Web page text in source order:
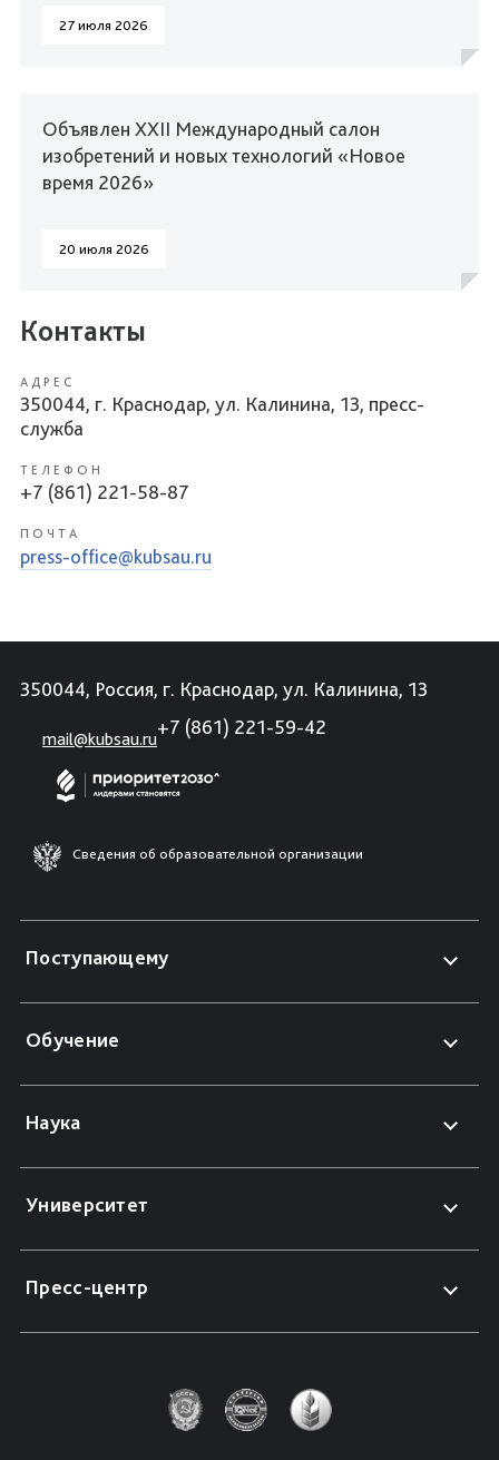
27 июля 2026
Объявлен XXII Международный салон
изобретений и новых технологий «Новое
время 2026»
20 июля 2026
Контакты
АДРЕС
350044, г. Краснодар, ул. Калинина, 13, пресс-
служба
ТЕЛЕФОН
+7 (861) 221-58-87
ПОЧТА
press-office@kubsau.ru
350044, Россия, г. Краснодар, ул. Калинина, 13
mail@kubsau.ru
+7 (861) 221-59-42
Сведения об образовательной организации
Поступающему
Обучение
Наука
Университет
Пресс-центр